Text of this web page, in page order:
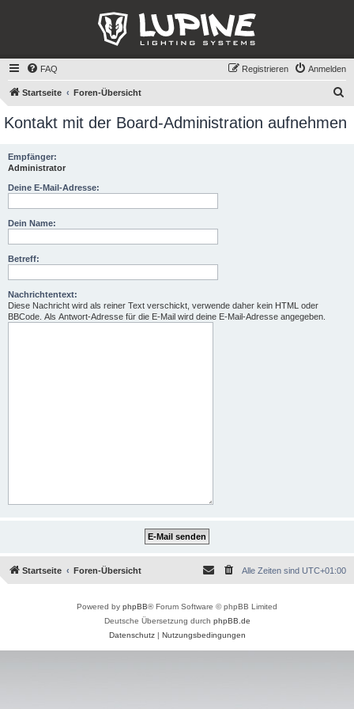
FAQ Anmelden
Registrieren
Startseite Foren-Übersicht
c
Kontakt mit der Board-Administration aufnehmen
Empfänger:
Administrator
Deine E-Mail-Adresse:
Dein Name:
Betreff:
Nachrichtentext:
Diese Nachricht wird als reiner Text verschickt, verwende daher kein HTML oder
BBCode. Als Antwort-Adresse für die E-Mail wird deine E-Mail-Adresse angegeben.
Startseite Foren-Übersicht Alle Zeiten sind UTC+01:00
Powered by phpBB® Forum Software © phpBB Limited
Deutsche Übersetzung durch phpBB.de
Datenschutz| Nutzungsbedingungen